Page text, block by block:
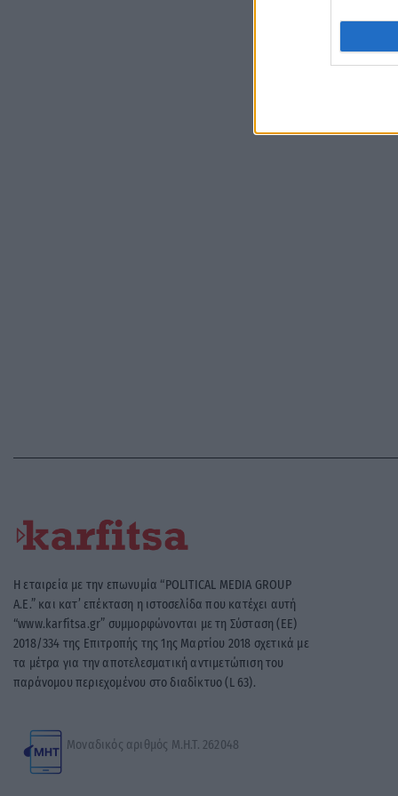
Η εταιρεία με την επωνυμία “POLITICAL MEDIA GROUP
A.E.” και κατ’ επέκταση η ιστοσελίδα που κατέχει αυτή
“www.karfitsa.gr” συμμορφώνονται με τη Σύσταση (ΕΕ)
2018/334 της Επιτροπής της 1ης Μαρτίου 2018 σχετικά με
τα μέτρα για την αποτελεσματική αντιμετώπιση του
παράνομου περιεχομένου στο διαδίκτυο (L 63).
Μοναδικός αριθμός Μ.Η.Τ. 262048